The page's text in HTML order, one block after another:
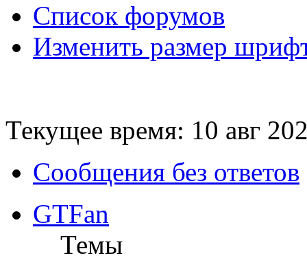
Список форумов
Изменить размер
Текущее время: 10 авг
Сообщения без ответов
GTFan
Темы